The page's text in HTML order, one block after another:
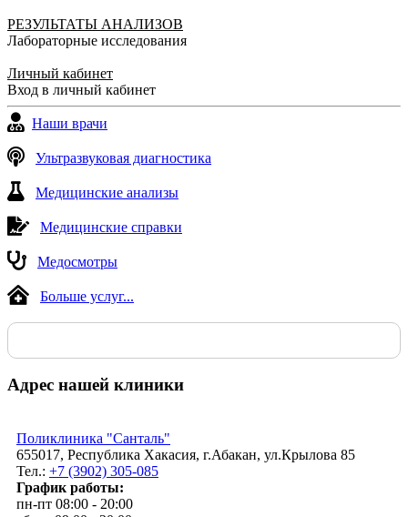
РЕЗУЛЬТАТЫ АНАЛИЗОВ
Лабораторные исследования
Личный кабинет
Вход в личный кабинет
Наши врачи
Ультразвуковая диагностика
Медицинские анализы
Медицинские справки
Медосмотры
Больше услуг...
Адрес нашей клиники
Поликлиника "Санталь"
655017, Республика Хакасия, г.Абакан, ул.Крылова 85
Тел.: +7 (3902) 305-085
График работы:
пн-пт 08:00 - 20:00